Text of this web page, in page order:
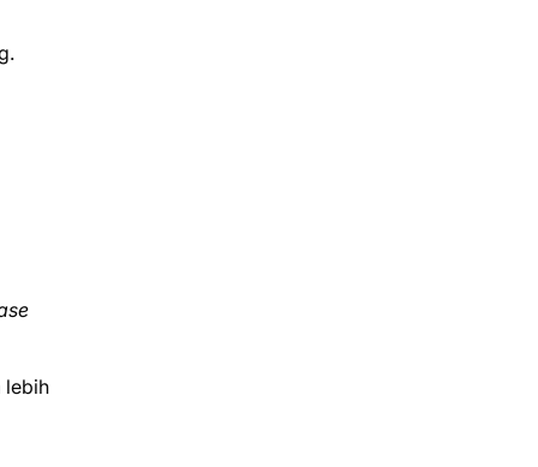
lebih